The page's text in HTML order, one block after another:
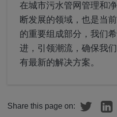
在城市污水管网管理和
断发展的领域，也是当
的重要组成部分，我们
进，引领潮流，确保我
有最新的解决方案。
Share this page on: